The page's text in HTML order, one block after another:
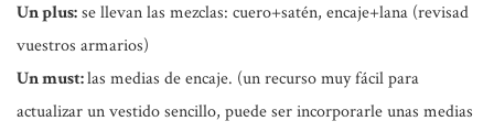
Un plus:se llevan las mezclas: cuero+satén, encaje+lana (revisad
vuestros armarios)
Un must:las medias de encaje. (un recurso muy fácil para
actualizar un vestido sencillo, puede ser incorporarle unas medias